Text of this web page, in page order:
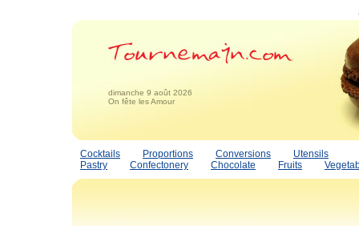
dimanche 9 août 2026
On fête les Amour
Cocktails Proportions Conversions
Utensils
Pastry
Confectonery Chocolate Fruits